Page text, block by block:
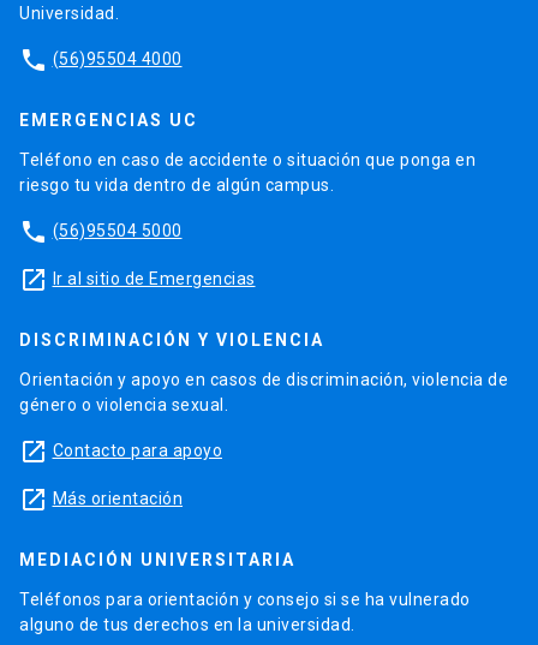
Universidad.
phone (56)95504 4000
EMERGENCIAS UC
Teléfono en caso de accidente o situación que ponga en
riesgo tu vida dentro de algún campus.
phone (56)95504 5000
launch Ir al sitio de Emergencias
DISCRIMINACIÓN Y VIOLENCIA
Orientación y apoyo en casos de discriminación, violencia de
género o violencia sexual.
launch Contacto para apoyo
launch Más orientación
MEDIACIÓN UNIVERSITARIA
Teléfonos para orientación y consejo si se ha vulnerado
alguno de tus derechos en la universidad.